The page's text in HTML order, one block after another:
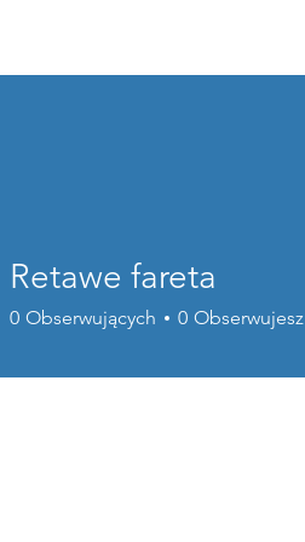
Retawe fareta
0 Obserwujących 0 Obserwujesz